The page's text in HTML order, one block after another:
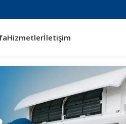
Hizmetlerİletişim